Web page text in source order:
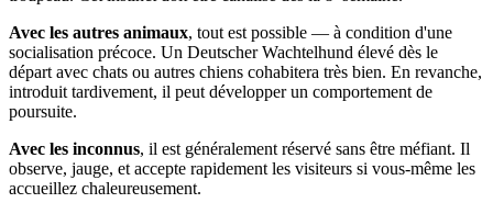
Avec les autres animaux, tout est possible — à condition d'une
socialisation précoce. Un Deutscher Wachtelhund élevé dès le
départ avec chats ou autres chiens cohabitera très bien. En revanche,
introduit tardivement, il peut développer un comportement de
poursuite.
Avec les inconnus, il est généralement réservé sans être méfiant. Il
observe, jauge, et accepte rapidement les visiteurs si vous-même les
accueillez chaleureusement.